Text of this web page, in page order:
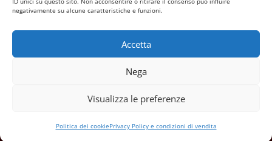
negativamente su alcune caratteristiche e funzioni.
Accetta
Nega
Visualizza le preferenze
Politica dei cookiePrivacy Policy e condizioni di vendita